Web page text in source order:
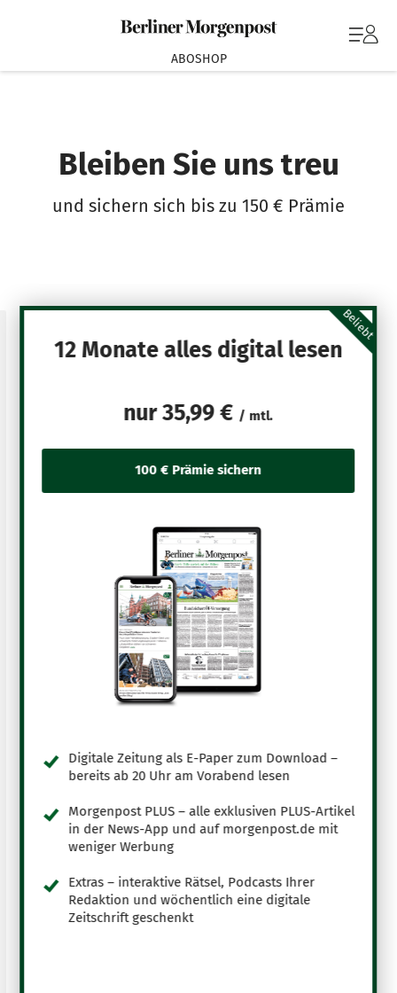
ABOSHOP
Bleiben Sie uns treu
und sichern sich bis zu 150 € Prämie
Beliebt
12 Monate alles digital lesen
nur35,99 € / mtl.
Digitale Zeitung als E-Paper zum Download –
bereits ab 20 Uhr am Vorabend lesen
Morgenpost PLUS – alle exklusiven PLUS-Artikel
in der News-App und auf morgenpost.de mit
weniger Werbung
Extras – interaktive Rätsel, Podcasts Ihrer
Redaktion und wöchentlich eine digitale
Zeitschrift geschenkt